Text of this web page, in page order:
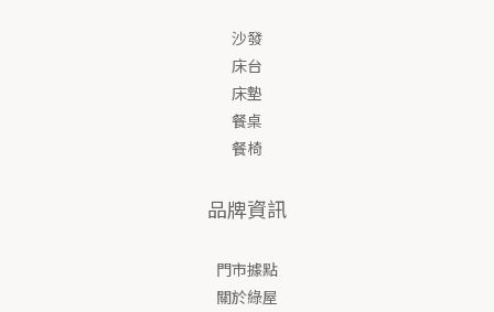
沙發
床台
床墊
餐桌
餐椅
品牌資訊
門市據點
關於綠屋